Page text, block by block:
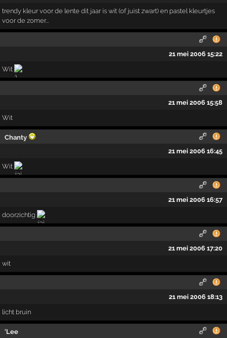
trendy kleur voor de lente dit jaar is wit (of juist zwart) en pastel kleurtjes
voor de zomer...
21 mei 2006 15:22
Wit
21 mei 2006 15:58
Wit
Chanty
21 mei 2006 16:45
Wit
21 mei 2006 16:57
doorzichtig
21 mei 2006 17:20
wit
21 mei 2006 18:13
licht bruin
'Lee